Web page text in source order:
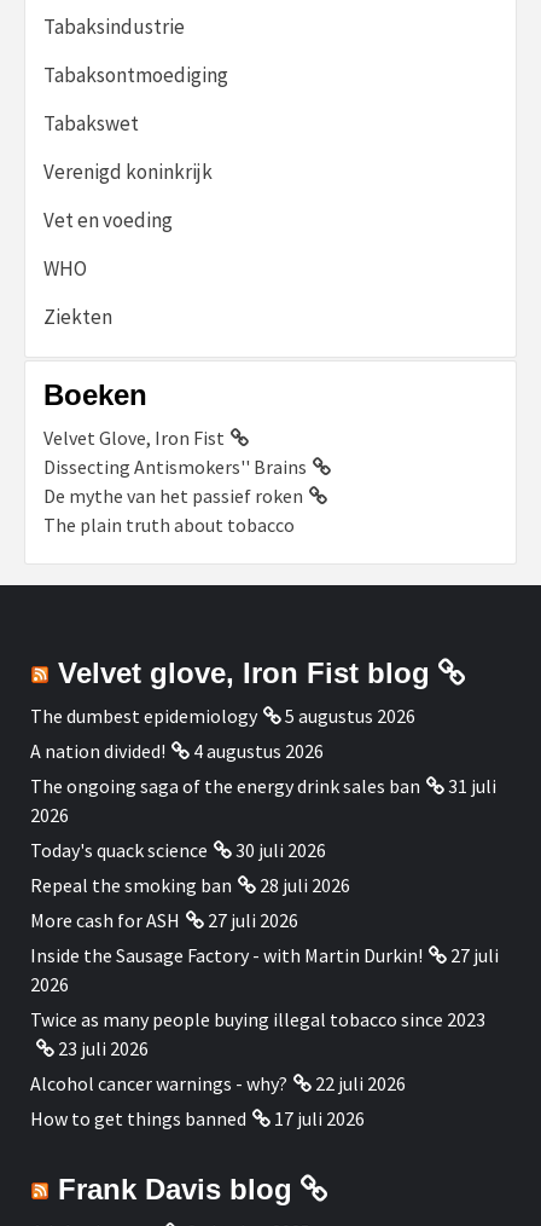
Tabaksindustrie
Tabaksontmoediging
Tabakswet
Verenigd koninkrijk
Vet en voeding
WHO
Ziekten
Boeken
Velvet Glove, Iron Fist
Dissecting Antismokers'' Brains
De mythe van het passief roken
The plain truth about tobacco
Velvet glove, Iron Fist blog
The dumbest epidemiology
5 augustus 2026
A nation divided!
4 augustus 2026
The ongoing saga of the energy drink sales ban
31 juli
2026
Today's quack science
30 juli 2026
Repeal the smoking ban
28 juli 2026
More cash for ASH
27 juli 2026
Inside the Sausage Factory - with Martin Durkin!
27 juli
2026
Twice as many people buying illegal tobacco since 2023
23 juli 2026
Alcohol cancer warnings - why?
22 juli 2026
How to get things banned
17 juli 2026
Frank Davis blog